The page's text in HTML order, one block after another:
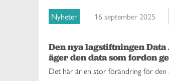
Nyheter 16 september 2025
Den nya lagstiftningen
äger den data som fordon
Det här är en stor förändring för den